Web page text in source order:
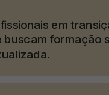
em
buscam formação